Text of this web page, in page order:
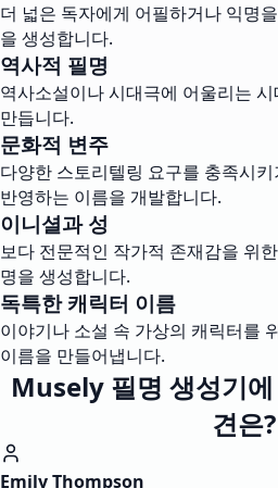
더 넓은 독자에게 어필하거나 익명
을 생성합니다.
역사적 필명
역사소설이나 시대극에 어울리는
만듭니다.
문화적 변주
다양한 스토리텔링 요구를 충족시
반영하는 이름을 개발합니다.
이니셜과 성
보다 전문적인 작가적 존재감을 위
명을 생성합니다.
독특한 캐릭터 이름
이야기나 소설 속 가상의 캐릭터를
이름을 만들어냅니다.
Musely 필명 생성기
견은?
Emily Thompson